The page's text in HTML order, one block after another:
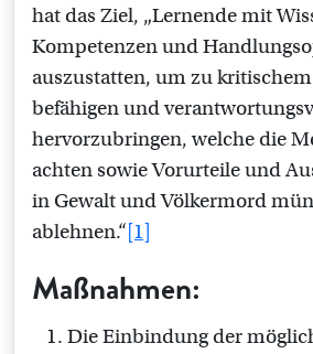
hat das Ziel, „Lernende mit
Kompetenzen und
auszustatten, um zu
befähigen und
hervorzubringen, welche die
achten sowie Vorurteile und
in Gewalt und Völkermord
ablehnen.“[1]
Maßnahmen:
Die Einbindung der